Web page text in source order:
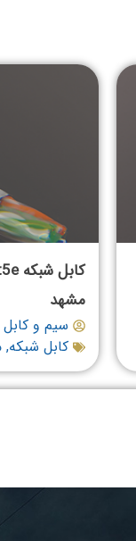
مشهد
سیم و
کابل شبکه,